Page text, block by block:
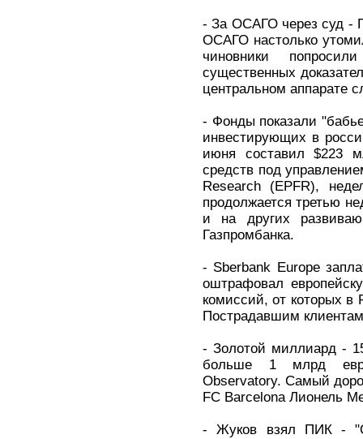
- За ОСАГО через суд -
ОСАГО настолько
чиновники
существенных
центральном аппарате
- Фонды показали
инвестирующих в
июня составил $223
средств под
Research (EPFR),
продолжается третью
и на других
Газпромбанка.
- Sberbank Europe
оштрафовал
комиссий, от которых в
Пострадавшим
- Золотой миллиард -
больше 1 млрд
Observatory. Самый
FC Barcelona Лионель
- Жуков взял ПИК -